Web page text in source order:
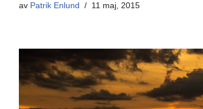
av Patrik Enlund 11 maj, 2015